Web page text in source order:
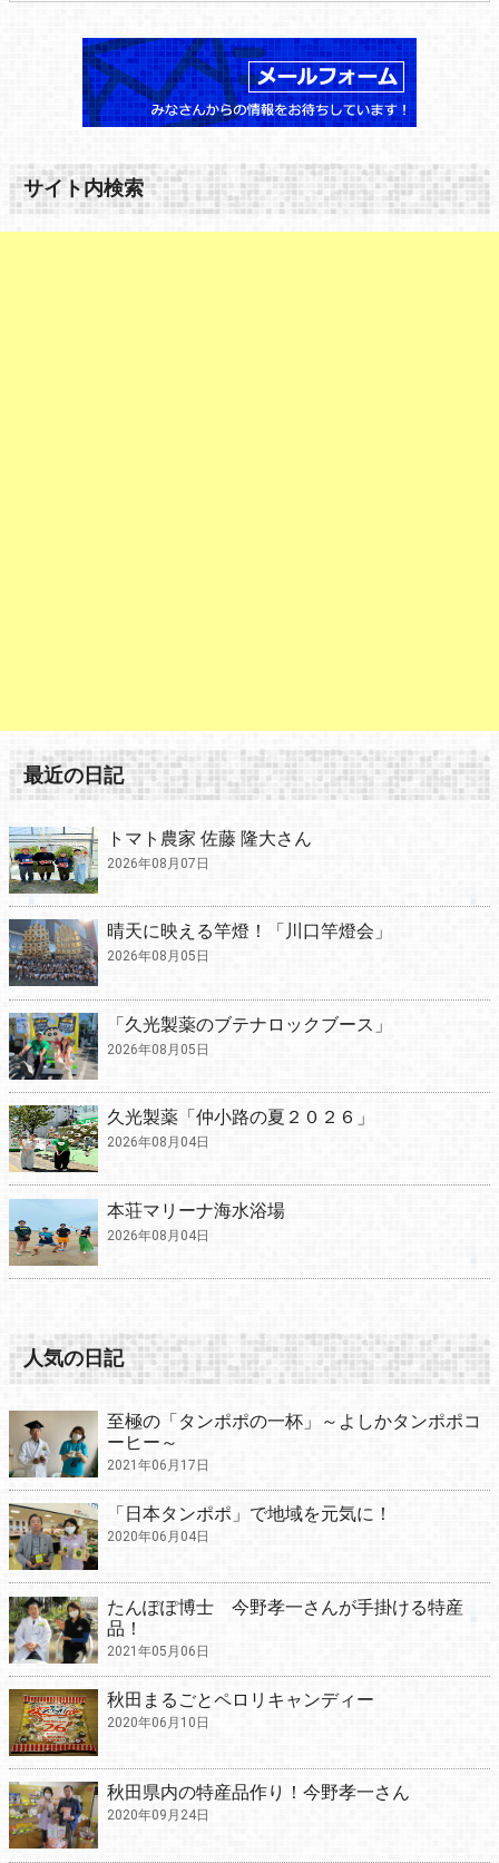
サイト内検索
最近の日記
トマト農家 佐藤 隆大さん
2026年08月07日
晴天に映える竿燈！「川口竿燈会」
2026年08月05日
「久光製薬のブテナロックブース」
2026年08月05日
久光製薬「仲小路の夏２０２６」
2026年08月04日
本荘マリーナ海水浴場
2026年08月04日
人気の日記
至極の「タンポポの一杯」～よしかタンポポコ
ーヒー～
2021年06月17日
「日本タンポポ」で地域を元気に！
2020年06月04日
たんぽぽ博士 今野孝一さんが手掛ける特産
品！
2021年05月06日
秋田まるごとペロリキャンディー
2020年06月10日
秋田県内の特産品作り！今野孝一さん
2020年09月24日